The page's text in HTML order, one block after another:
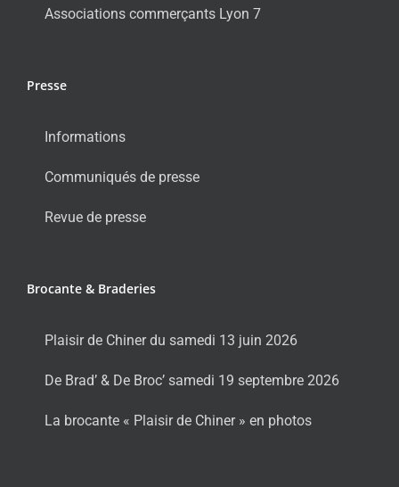
Associations commerçants Lyon 7
Presse
Informations
Communiqués de presse
Revue de presse
Brocante & Braderies
Plaisir de Chiner du samedi 13 juin 2026
De Brad’ & De Broc’ samedi 19 septembre 2026
La brocante « Plaisir de Chiner » en photos